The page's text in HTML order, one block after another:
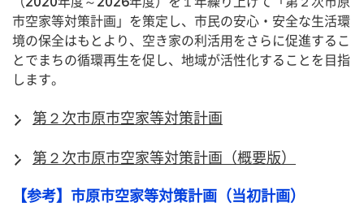
市空家等対策計画」を策定し、市民の安心・安全な生活環
境の保全はもとより、空き家の利活用をさらに促進するこ
とでまちの循環再生を促し、地域が活性化することを目指
します。
第２次市原市空家等対策計画
第２次市原市空家等対策計画（概要版）
【参考】市原市空家等対策計画（当初計画）